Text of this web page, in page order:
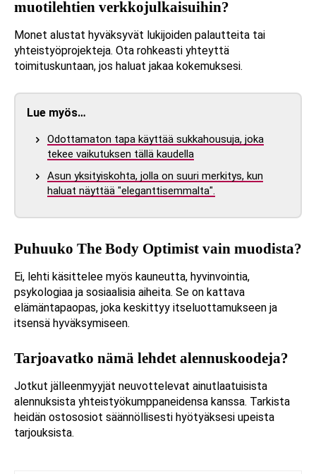
muotilehtien verkkojulkaisuihin?
Monet alustat hyväksyvät lukijoiden palautteita tai
yhteistyöprojekteja. Ota rohkeasti yhteyttä
toimituskuntaan, jos haluat jakaa kokemuksesi.
Lue myös…
Odottamaton tapa käyttää sukkahousuja, joka
tekee vaikutuksen tällä kaudella
Asun yksityiskohta, jolla on suuri merkitys, kun
haluat näyttää "eleganttisemmalta".
Puhuuko The Body Optimist vain muodista?
Ei, lehti käsittelee myös kauneutta, hyvinvointia,
psykologiaa ja sosiaalisia aiheita. Se on kattava
elämäntapaopas, joka keskittyy itseluottamukseen ja
itsensä hyväksymiseen.
Tarjoavatko nämä lehdet alennuskoodeja?
Jotkut jälleenmyyjät neuvottelevat ainutlaatuisista
alennuksista yhteistyökumppaneidensa kanssa. Tarkista
heidän ostososiot säännöllisesti hyötyäksesi upeista
tarjouksista.